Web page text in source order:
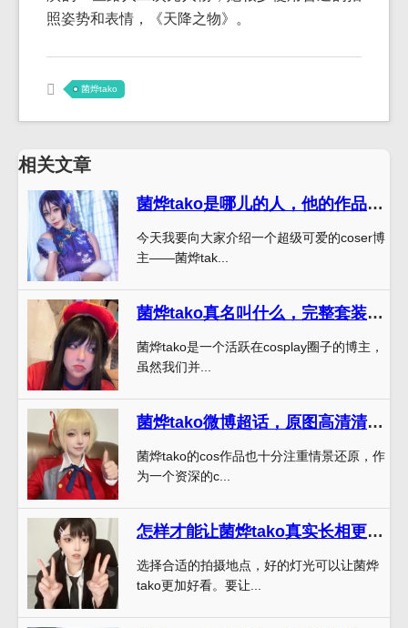
照姿势和表情，《天降之物》。
菌烨tako
相关文章
菌烨tako是哪儿的人，他的作品让人惊艳
今天我要向大家介绍一个超级可爱的coser博
主——菌烨tak...
菌烨tako真名叫什么，完整套装来袭
菌烨tako是一个活跃在cosplay圈子的博主，
虽然我们并...
菌烨tako微博超话，原图高清清晰度堪比电影！
菌烨tako的cos作品也十分注重情景还原，作
为一个资深的c...
怎样才能让菌烨tako真实长相更加好看？——利用最佳拍摄技巧
选择合适的拍摄地点，好的灯光可以让菌烨
tako更加好看。要让...